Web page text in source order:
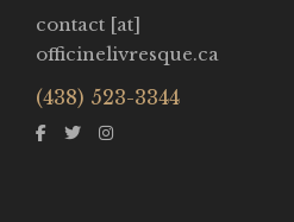
contact [at]
officinelivresque.ca
(438) 523-3344